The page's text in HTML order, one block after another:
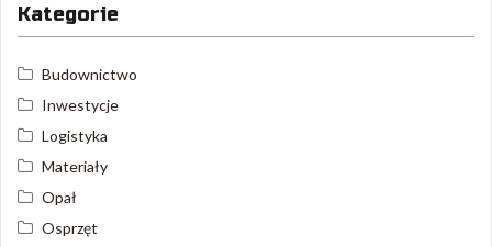
Kategorie
Budownictwo
Inwestycje
Logistyka
Materiały
Opał
Osprzęt